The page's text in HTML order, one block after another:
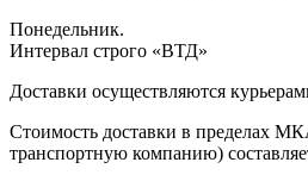
Понедельник.
Интервал строго «ВТД»
Доставки осуществляются
Стоимость доставки в пределах
транспортную компанию)